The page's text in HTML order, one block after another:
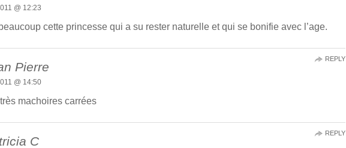
@ 12:23
cette princesse qui a su rester naturelle et qui se bonifie avec l’age.
Pierre
@ 14:50
très machoires carrées
REPLY
C
REPLY